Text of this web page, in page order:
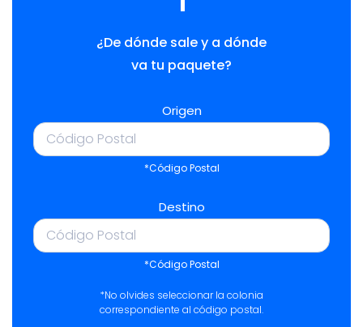
¿De dónde sale y a dónde
va tu paquete?
Origen
*Código Postal
Destino
*Código Postal
*No olvides seleccionar la colonia
correspondiente al código postal.